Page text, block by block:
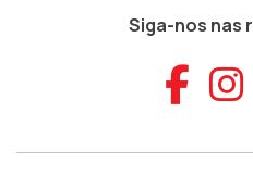
Siga-nos nas